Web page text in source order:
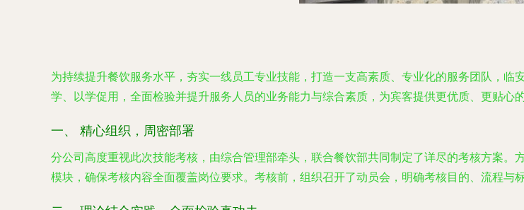
为持续提升餐饮服务水平，夯实一线员工专业技能，打造一支高素质、专业化的服务团队，
学、以学促用，全面检验并提升服务人员的业务能力与综合素质，为宾客提供更优质、更贴心的
一、 精心组织，周密部署
分公司高度重视此次技能考核，由综合管理部牵头，联合餐饮部共同制定了详尽的考核方案
模块，确保考核内容全面覆盖岗位要求。考核前，组织召开了动员会，明确考核目的、流程与